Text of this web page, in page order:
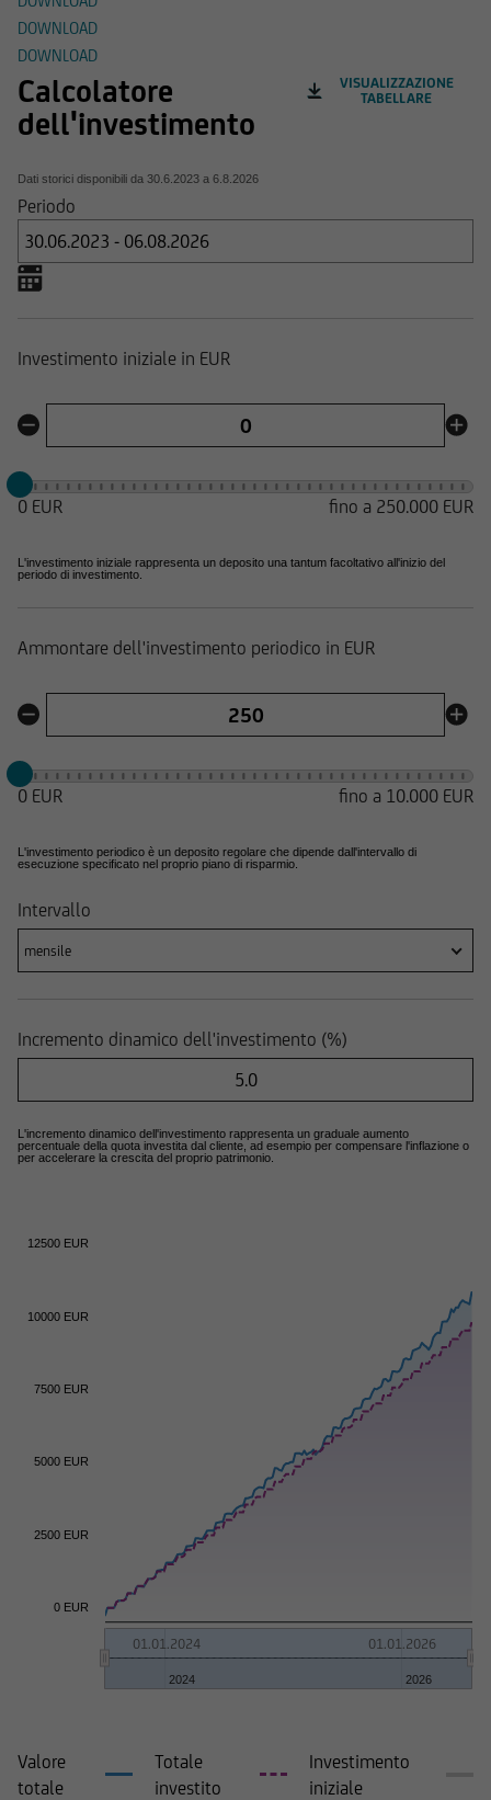
DOWNLOAD
DOWNLOAD
Calcolatore
dell'investimento
Dati storici disponibili da 30.6.2023 a 6.8.2026
VISUALIZZAZIONE
TABELLARE
Periodo
Investimento iniziale in EUR
0 EUR fino a 250.000 EUR
L'investimento iniziale rappresenta un deposito una tantum facoltativo all'inizio del
periodo di investimento.
Ammontare dell'investimento periodico in EUR
0 EUR fino a 10.000 EUR
L'investimento periodico è un deposito regolare che dipende dall'intervallo di
esecuzione specificato nel proprio piano di risparmio.
Intervallo
mensile
Incremento dinamico dell'investimento (%)
L'incremento dinamico dell'investimento rappresenta un graduale aumento
percentuale della quota investita dal cliente, ad esempio per compensare l'inflazione o
per accelerare la crescita del proprio patrimonio.
01.01.2024 01.01.2026
2024 2026
0 EUR
10000 EUR
2500 EUR
5000 EUR
7500 EUR
12500 EUR
Valore
totale
Totale
investito
Investimento
iniziale